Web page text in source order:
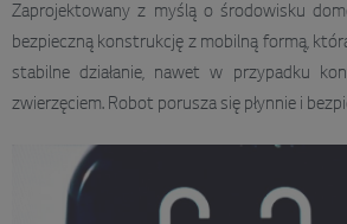
Zaprojektowany z myślą o środowisku
bezpieczną konstrukcję z mobilną formą,
stabilne działanie, nawet w przypadku
zwierzęciem. Robot porusza się płynnie i